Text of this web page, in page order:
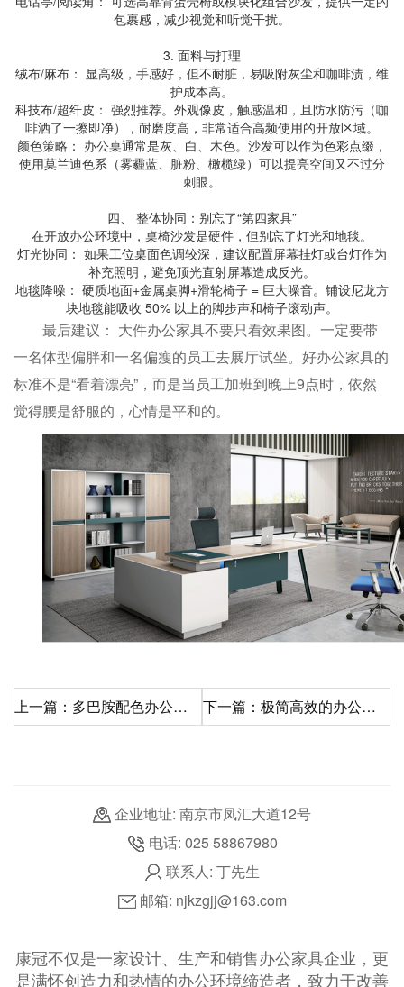
包裹感，减少视觉和听觉干扰。
3. 面料与打理
绒布/麻布： 显高级，手感好，但不耐脏，易吸附灰尘和咖啡渍，维
护成本高。
科技布/超纤皮： 强烈推荐。外观像皮，触感温和，且防水防污（咖
啡洒了一擦即净），耐磨度高，非常适合高频使用的开放区域。
颜色策略： 办公桌通常是灰、白、木色。沙发可以作为色彩点缀，
使用莫兰迪色系（雾霾蓝、脏粉、橄榄绿）可以提亮空间又不过分
刺眼。
四、 整体协同：别忘了“第四家具”
在开放办公环境中，桌椅沙发是硬件，但别忘了灯光和地毯。
灯光协同： 如果工位桌面色调较深，建议配置屏幕挂灯或台灯作为
补充照明，避免顶光直射屏幕造成反光。
地毯降噪： 硬质地面+金属桌脚+滑轮椅子 = 巨大噪音。铺设尼龙方
块地毯能吸收 50% 以上的脚步声和椅子滚动声。
最后建议： 大件办公家具不要只看效果图。一定要带
一名体型偏胖和一名偏瘦的员工去展厅试坐。好办公家具的
标准不是“看着漂亮”，而是当员工加班到晚上9点时，依然
觉得腰是舒服的，心情是平和的。
上一篇：多巴胺配色办公家具，让快乐成为生产力 下一篇：极简高效的办公桌椅布局
企业地址: 南京市凤汇大道12号
电话: 025 58867980
联系人: 丁先生
邮箱: njkzgjj@163.com
康冠不仅是一家设计、生产和销售办公家具企业，更
是满怀创造力和热情的办公环境缔造者，致力于改善